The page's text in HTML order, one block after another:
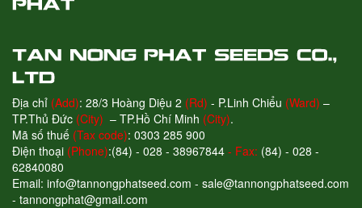
Địa chỉ (Add): 28/3 Hoàng Diệu 2 (Rd) - P.Linh Chiểu (Ward) –
TP.Thủ Đức (City) – TP.Hồ Chí Minh (City).
Mã số thuế (Tax code): 0303 285 900
Điện thoại (Phone):(84) - 028 - 38967844 - Fax: (84) - 028 -
62840080
Email: info@tannongphatseed.com - sale@tannongphatseed.com
- tannongphat@gmail.com